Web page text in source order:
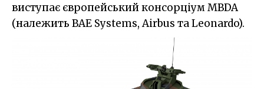
виступає європейський консорціум MBDA
(належить BAE Systems, Airbus та Leonardo).